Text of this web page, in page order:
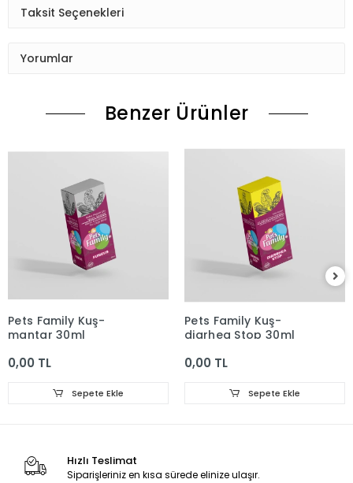
Taksit Seçenekleri
Yorumlar
Benzer Ürünler
Pets Family Kuş-
mantar 30ml
0,00 TL
Sepete Ekle
Pets Family Kuş-
diarhea Stop 30ml
0,00 TL
Sepete Ekle
Hızlı Teslimat
Siparişleriniz en kısa sürede elinize ulaşır.